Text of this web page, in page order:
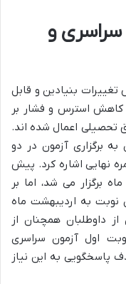
سراسری و
بنیادین و قابل
استرس و فشار بر
تحصیلی اعمال شده اند.
برگزاری آزمون در دو
نهایی اشاره کرد. پیش
برگزار می شد، اما بر
نوبت به اردیبهشت ماه
داوطلبان همچنان از
اول آزمون سراسری
پاسخگویی به این نیاز